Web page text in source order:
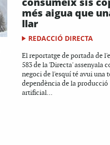
més aigua que
llar
REDACCIÓ DIRECTA
El reportatge de portada de
583 de la 'Directa' assenyala
negoci de l'esquí té avui una
dependència de la producció
artificial...